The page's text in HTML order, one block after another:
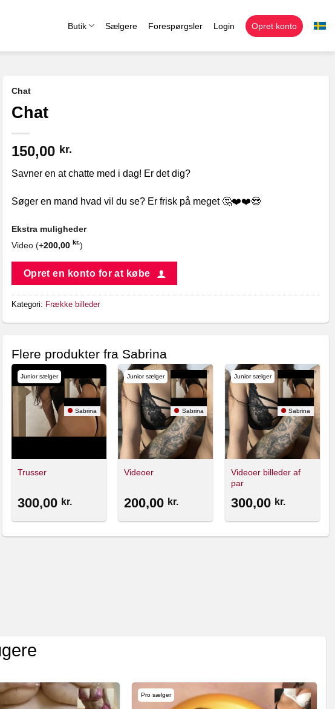
Butik Sælgere Forespørgsler Login Opret konto
Chat
Chat
150,00 kr.
Savner en at chatte med i dag! Er det dig?
Søger en mand hvad vil du se? Er frisk på meget 🤔❤️❤️😍
Ekstra muligheder
Video (+200,00 kr.)
Opret en konto for at købe
Kategori: Frække billeder
Flere produkter fra Sabrina
Junior sælger
Sabrina
Trusser
300,00 kr.
Junior sælger
Sabrina
Videoer
200,00 kr.
Junior sælger
Sabrina
Videoer billeder af
par
300,00 kr.
Pro sælger